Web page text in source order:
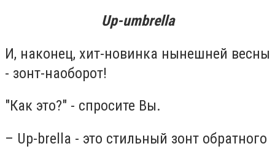
Up-umbrella
И, наконец, хит-новинка нынешней весны
- зонт-наоборот!
"Как это?" - спросите Вы.
– Up-brella - это стильный зонт обратного